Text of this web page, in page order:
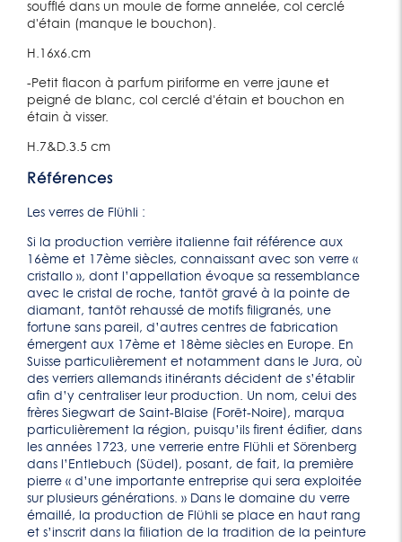
soufflé dans un moule de forme annelée, col cerclé
d'étain (manque le bouchon).
H.16x6.cm
-Petit flacon à parfum piriforme en verre jaune et
peigné de blanc, col cerclé d'étain et bouchon en
étain à visser.
H.7&D.3.5 cm
Références
Les verres de Flühli :
Si la production verrière italienne fait référence aux
16ème et 17ème siècles, connaissant avec son verre «
cristallo », dont l’appellation évoque sa ressemblance
avec le cristal de roche, tantôt gravé à la pointe de
diamant, tantôt rehaussé de motifs filigranés, une
fortune sans pareil, d’autres centres de fabrication
émergent aux 17ème et 18ème siècles en Europe. En
Suisse particulièrement et notamment dans le Jura, où
des verriers allemands itinérants décident de s’établir
afin d’y centraliser leur production. Un nom, celui des
frères Siegwart de Saint-Blaise (Forêt-Noire), marqua
particulièrement la région, puisqu’ils firent édifier, dans
les années 1723, une verrerie entre Flühli et Sörenberg
dans l’Entlebuch (Südel), posant, de fait, la première
pierre « d’une importante entreprise qui sera exploitée
sur plusieurs générations. » Dans le domaine du verre
émaillé, la production de Flühli se place en haut rang
et s’inscrit dans la filiation de la tradition de la peinture